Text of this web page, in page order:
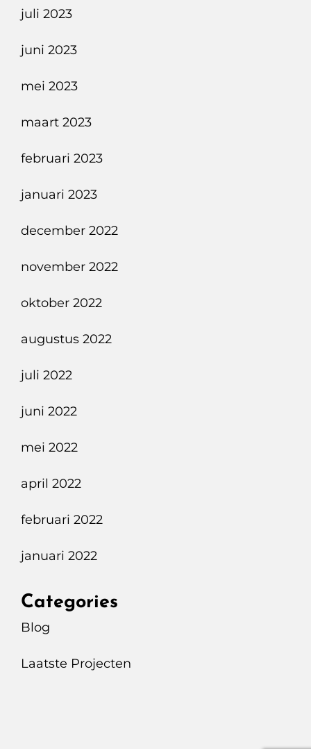
juli 2023
juni 2023
mei 2023
maart 2023
februari 2023
januari 2023
december 2022
november 2022
oktober 2022
augustus 2022
juli 2022
juni 2022
mei 2022
april 2022
februari 2022
januari 2022
Categories
Blog
Laatste Projecten